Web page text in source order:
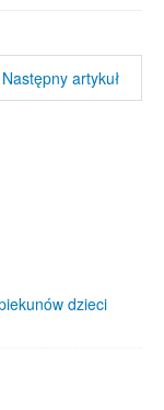
Następny artykuł
dzieci